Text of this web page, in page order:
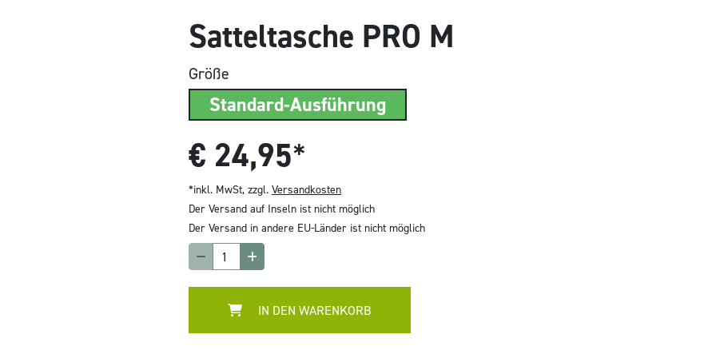
Satteltasche PRO M
Größe
Standard-Ausführung
€ 24,95*
*inkl. MwSt, zzgl. Versandkosten
Der Versand auf Inseln ist nicht möglich
Der Versand in andere EU-Länder ist nicht möglich
IN DEN WARENKORB